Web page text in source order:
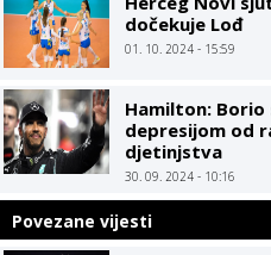
dočekuje Lođ
01. 10. 2024 - 15:59
Hamilton: Borio
depresijom od
djetinjstva
30. 09. 2024 - 10:16
Povezane vijesti